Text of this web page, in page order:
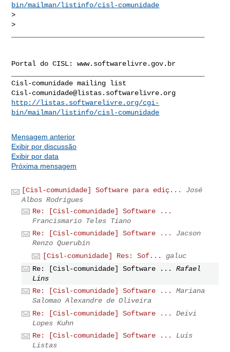
bin/mailman/listinfo/cisl-comunidade
>
Portal do CISL: www.softwarelivre.gov.br
Cisl-comunidade@listas.softwarelivre.org
http://listas.softwarelivre.org/cgi-
bin/mailman/listinfo/cisl-comunidade
Mensagem anterior
Exibir por discussão
Exibir por data
Próxima mensagem
[Cisl-comunidade] Software para ediç...
José
Albos Rodrigues
Re: [Cisl-comunidade] Software ...
Francismario Teles Tiano
Re: [Cisl-comunidade] Software ...
Jacson
Renzo Querubin
[Cisl-comunidade] Res: Sof...
galuc
Re: [Cisl-comunidade] Software ...
Rafael
Lins
Re: [Cisl-comunidade] Software ...
Mariana
Salomao Alexandre de Oliveira
Re: [Cisl-comunidade] Software ...
Deivi
Lopes Kuhn
Re: [Cisl-comunidade] Software ...
Luis
Listas